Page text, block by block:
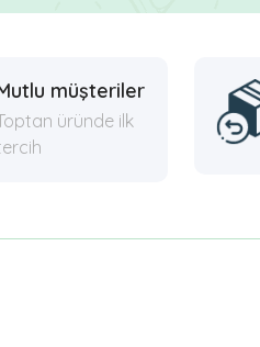
müşteriler
üründe ilk